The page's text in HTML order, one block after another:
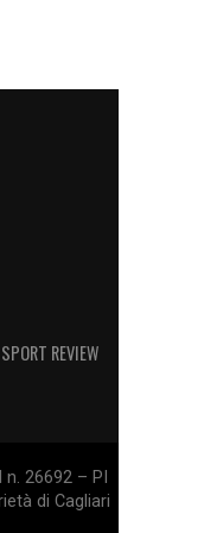
REVIEW
26692 – PI
di Cagliari